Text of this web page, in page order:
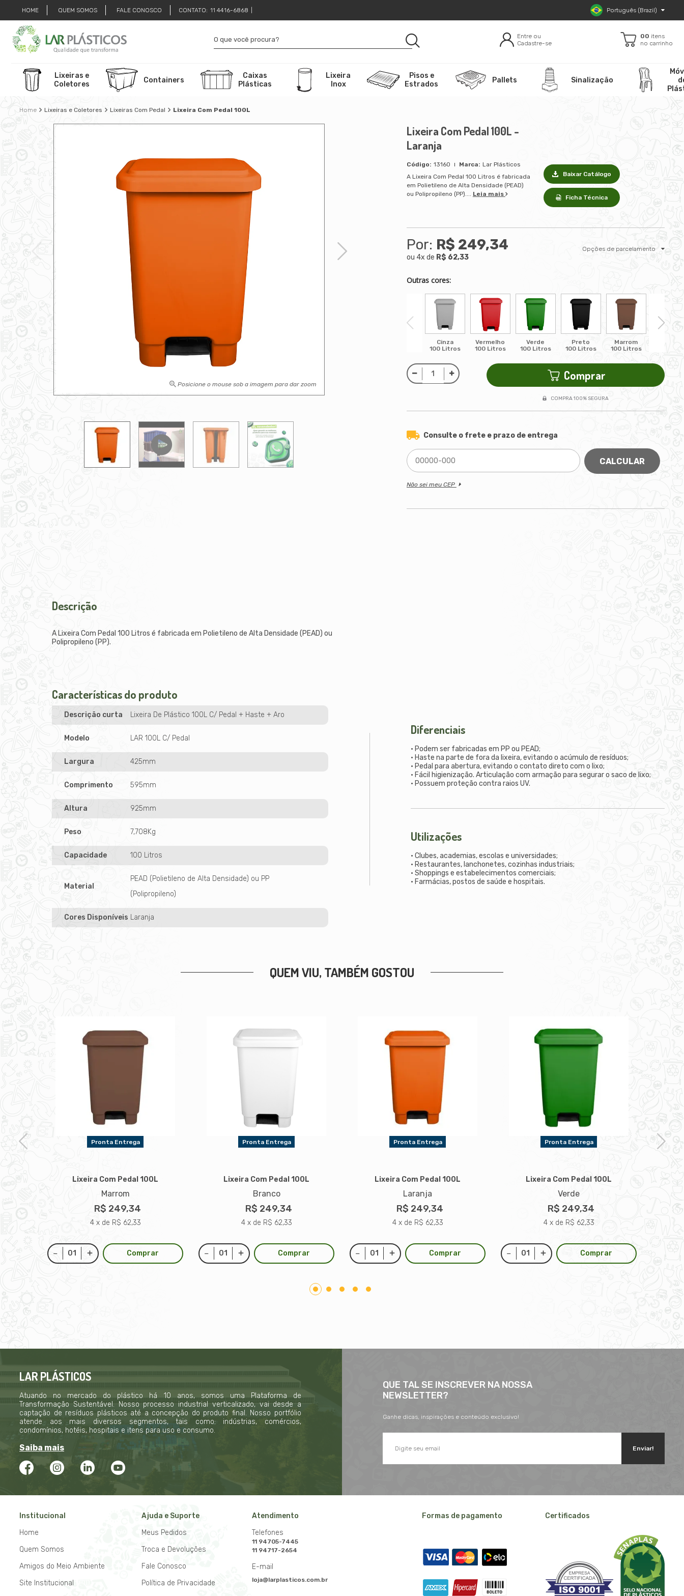
HOME QUEM SOMOS FALE CONOSCO CONTATO: 11 4416-6868 Português (Brazil)
Entre ou
Cadastre-se
00 itens
no carrinho
Lixeiras e
Coletores
Containers
Caixas
Plásticas
Lixeira
Inox
Pisos e
Estrados
Pallets Sinalização
Lixeiras e Coletores Lixeiras Com Pedal Lixeira Com Pedal 100L
Posicione o mouse sob a imagem para dar zoom
Lixeira Com Pedal 100L -
Laranja
13160
Lar Plásticos
A Lixeira Com Pedal 100 Litros é fabricada
em Polietileno de Alta Densidade (PEAD)
ou Polipropileno (PP).... Leia mais
Baixar Catálogo
Ficha Técnica
Por: R$ 249,34
ou 4x de R$ 62,33
Opções de parcelamento
Outras cores:
Cinza
100 Litros
Vermelho
100 Litros
Verde
100 Litros
Preto
100 Litros
Marrom
100 Litros
Comprar
COMPRA 100% SEGURA
Consulte o frete e prazo de entrega
CALCULAR
Não sei meu CEP
Descrição
A Lixeira Com Pedal 100 Litros é fabricada em Polietileno de Alta Densidade (PEAD) ou
Polipropileno (PP).
Características do produto
Descrição curta Lixeira De Plástico 100L C/ Pedal + Haste + Aro
Modelo LAR 100L C/ Pedal
Largura 425mm
Comprimento 595mm
Altura 925mm
Peso 7,708Kg
Capacidade 100 Litros
Material
PEAD (Polietileno de Alta Densidade) ou PP
(Polipropileno)
Cores Disponíveis Laranja
Diferenciais
• Podem ser fabricadas em PP ou PEAD;
• Haste na parte de fora da lixeira, evitando o acúmulo de resíduos;
• Pedal para abertura, evitando o contato direto com o lixo;
• Fácil higienização. Articulação com armação para segurar o saco de lixo;
• Possuem proteção contra raios UV.
Utilizações
• Clubes, academias, escolas e universidades;
• Restaurantes, lanchonetes, cozinhas industriais;
• Shoppings e estabelecimentos comerciais;
• Farmácias, postos de saúde e hospitais.
QUEM VIU, TAMBÉM GOSTOU
Pronta Entrega
Lixeira Com Pedal 100L
Marrom
R$ 249,34
4 x de R$ 62,33
Comprar
Pronta Entrega
Lixeira Com Pedal 100L
Branco
R$ 249,34
4 x de R$ 62,33
Comprar
Pronta Entrega
Lixeira Com Pedal 100L
Laranja
R$ 249,34
4 x de R$ 62,33
Comprar
Pronta Entrega
Lixeira Com Pedal 100L
Verde
R$ 249,34
4 x de R$ 62,33
Comprar
LAR PLÁSTICOS
Atuando no mercado do plástico há 10 anos, somos uma Plataforma de
Transformação Sustentável. Nosso processo industrial verticalizado, vai desde a
captação de resíduos plásticos até a concepção do produto final. Nosso portfólio
atende aos mais diversos segmentos, tais como: indústrias, comércios,
condomínios, hotéis, hospitais e itens para uso e consumo.
Saiba mais
QUE TAL SE INSCREVER NA NOSSA
NEWSLETTER?
Ganhe dicas, inspirações e conteúdo exclusivo!
Enviar!
Institucional
Home
Quem Somos
Amigos do Meio Ambiente
Site Institucional
Ajuda e Suporte
Meus Pedidos
Troca e Devoluções
Fale Conosco
Política de Privacidade
Atendimento
Telefones
11 94705-7445
11 94717-2654
E-mail
loja@larplasticos.com.br
Formas de pagamento Certificados